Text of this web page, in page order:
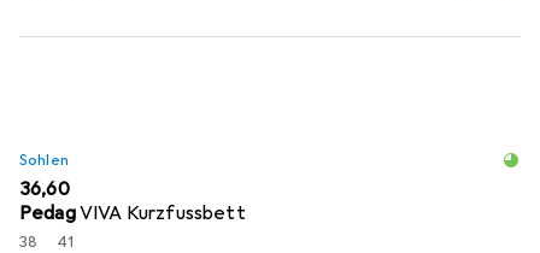
Sohlen
EUR
36,60
PedagVIVA Kurzfussbett
38 41